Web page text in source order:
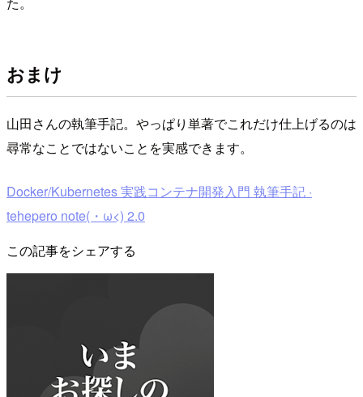
おまけ
山田さんの執筆手記。やっぱり単著でこれだけ仕上げるのは
尋常なことではないことを実感できます。
Docker/Kubernetes 実践コンテナ開発入門 執筆手記 ·
tehepero note(・ω<) 2.0
この記事をシェアする